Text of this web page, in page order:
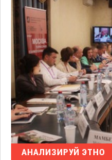
АНАЛИЗИРУЙ ЭТНО